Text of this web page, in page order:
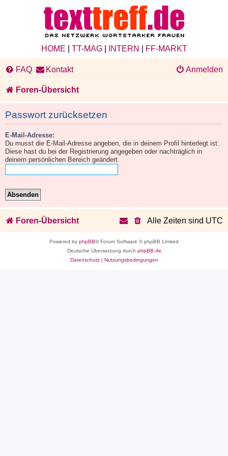
HOME TT-MAG| INTERN FF-MARKT
FAQ Kontakt Anmelden
Foren-Übersicht
Passwort zurücksetzen
E-Mail-Adresse:
Du musst die E-Mail-Adresse angeben, die in deinem Profil hinterlegt ist.
Diese hast du bei der Registrierung angegeben oder nachträglich in
deinem persönlichen Bereich geändert.
Foren-Übersicht Alle Zeiten sind UTC
Powered by phpBB® Forum Software © phpBB Limited
Deutsche Übersetzung durch phpBB.de
Datenschutz| Nutzungsbedingungen